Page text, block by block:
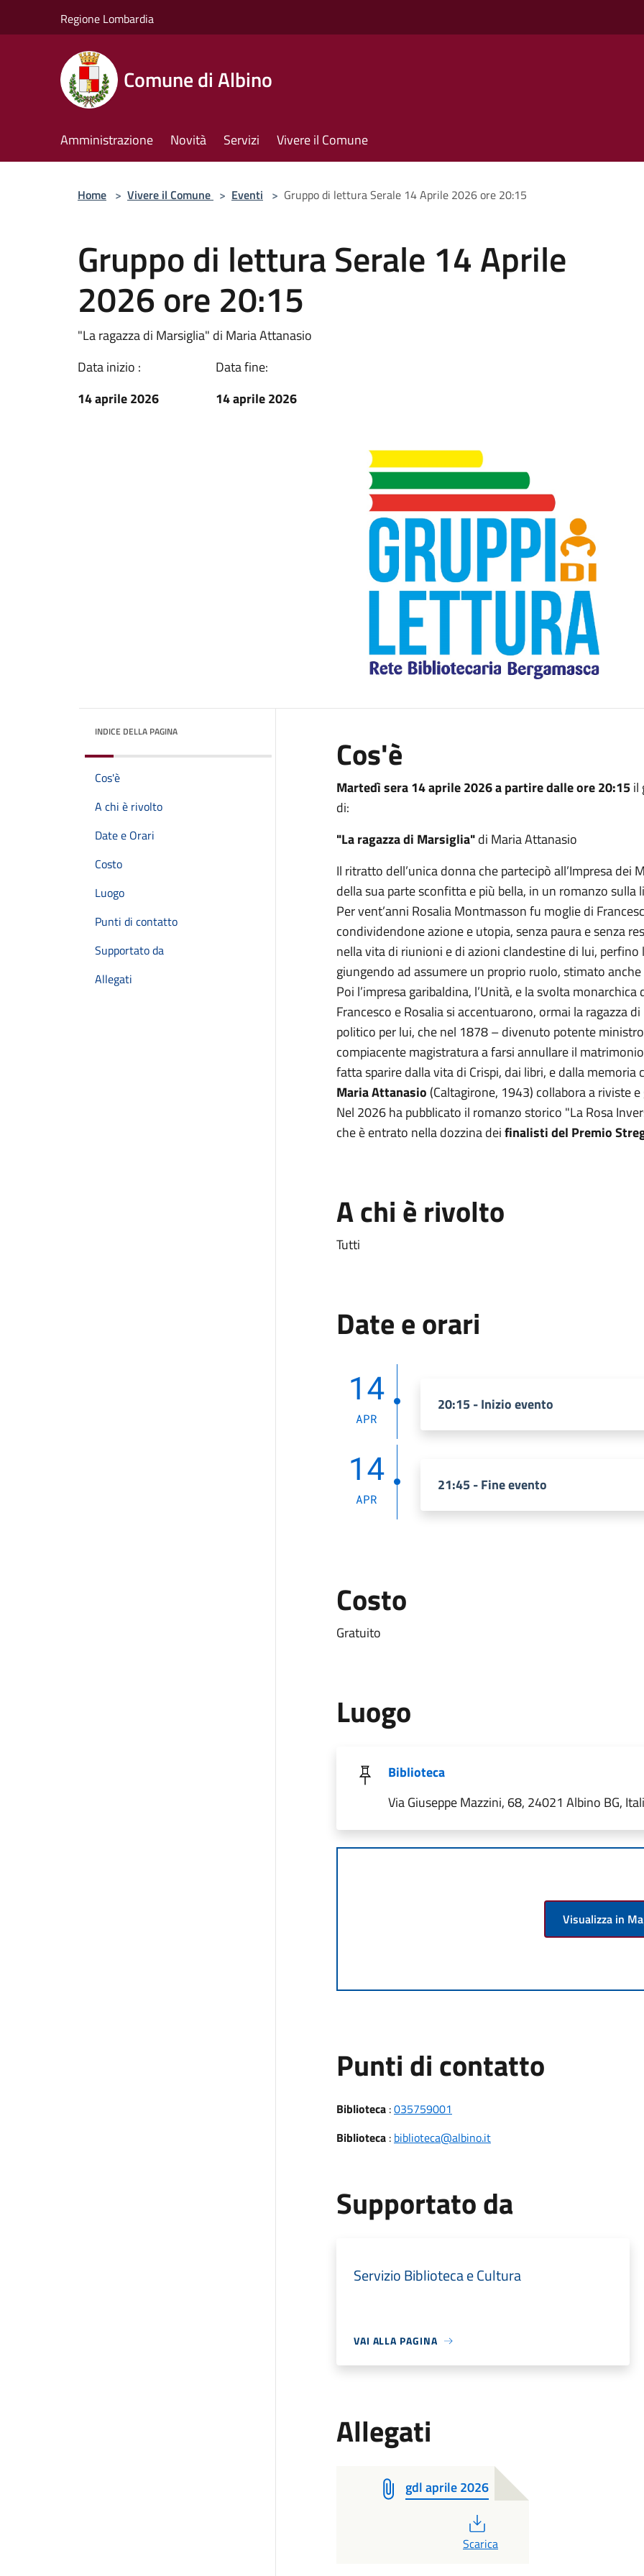
Regione Lombardia
Comune di Albino
Amministrazione Novità Servizi Vivere il Comune
Home > Vivere il Comune > Eventi > Gruppo di lettura Serale 14 Aprile 2026 ore 20:15
Gruppo di lettura Serale 14 Aprile
2026 ore 20:15
"La ragazza di Marsiglia" di Maria Attanasio
Data inizio :
14 aprile 2026
Data fine:
14 aprile 2026
INDICE DELLA PAGINA
Cos'è
A chi è rivolto
Date e Orari
Costo
Luogo
Punti di contatto
Supportato da
Allegati
Cos'è
Martedì sera 14 aprile 2026 a partire dalle ore 20:15il
di:
"La ragazza di Marsiglia"di Maria Attanasio
Il ritratto dell’unica donna che partecipò all’Impresa dei
della sua parte sconfitta e più bella, in un romanzo sulla
Per vent’anni Rosalia Montmasson fu moglie di
condividendone azione e utopia, senza paura e senza
nella vita di riunioni e di azioni clandestine di lui,
giungendo ad assumere un proprio ruolo, stimato
Poi l’impresa garibaldina, l’Unità, e la svolta
Francesco e Rosalia si accentuarono, ormai la ragazza
politico per lui, che nel 1878 – divenuto potente
compiacente magistratura a farsi annullare il
fatta sparire dalla vita di Crispi, dai libri, e dalla memoria
Maria Attanasio (Caltagirone, 1943) collabora a riviste
Nel 2026 ha pubblicato il romanzo storico "La Rosa
che è entrato nella dozzina deifinalisti del Premio
A chi è rivolto
Tutti
Date e orari
14
APR
20:15 - Inizio evento
14
APR
21:45 - Fine evento
Costo
Gratuito
Luogo
Biblioteca
Via Giuseppe Mazzini, 68, 24021 Albino BG,
Visualizza in
Punti di contatto
Biblioteca:035759001
Biblioteca: biblioteca@albino.it
Supportato da
Servizio Biblioteca e Cultura
VAI ALLA PAGINA
Allegati
gdl aprile 2026
Scarica